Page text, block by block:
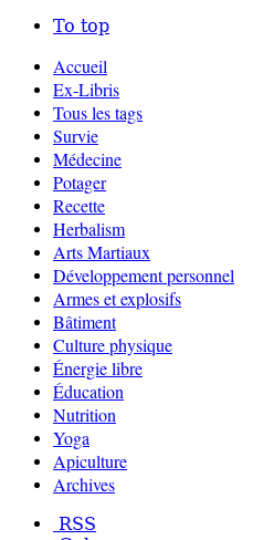
To top
Accueil
Ex-Libris
Tous les tags
Survie
Médecine
Potager
Recette
Herbalism
Arts Martiaux
Développement personnel
Armes et explosifs
Bâtiment
Culture physique
Énergie libre
Éducation
Nutrition
Yoga
Apiculture
Archives
RSS